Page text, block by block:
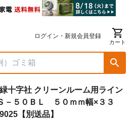
ログイン・新規会員登録
カート
十字社 クリーンルーム用ライン
５０ＢＬ ５０ｍｍ幅×３３
【別送品】